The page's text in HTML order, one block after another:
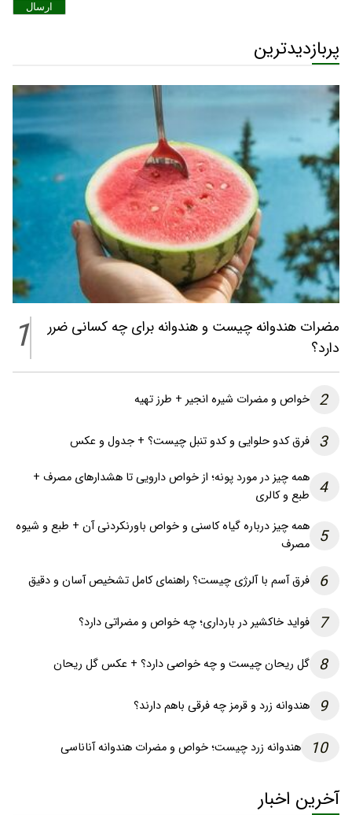
ارسال
پربازدیدترین
مضرات هندوانه چیست و هندوانه برای چه کسانی ضرر
دارد؟
1
2 خواص و مضرات شیره انجیر + طرز تهیه
3 فرق کدو حلوایی و کدو تنبل چیست؟ + جدول و عکس
4 همه چیز در مورد پونه؛ از خواص دارویی تا هشدارهای مصرف +
طبع و کالری
5
همه چیز درباره گیاه کاسنی و خواص باورنکردنی آن + طبع و شیوه
مصرف
6 فرق آسم با آلرژی چیست؟ راهنمای کامل تشخیص آسان و دقیق
7 فواید خاکشیر در بارداری؛ چه خواص و مضراتی دارد؟
8 گل ریحان چیست و چه خواصی دارد؟ + عکس گل ریحان
9 هندوانه زرد و قرمز چه فرقی باهم دارند؟
10 هندوانه زرد چیست؛ خواص و مضرات هندوانه آناناسی
آخرین اخبار